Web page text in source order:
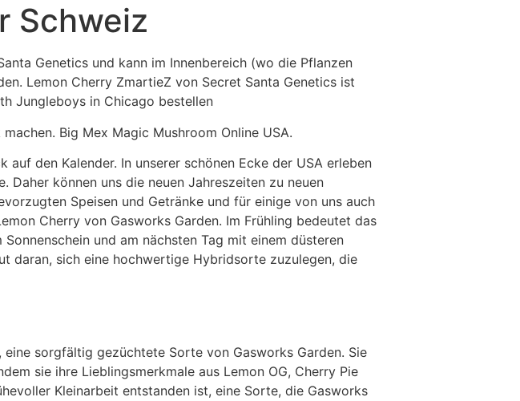
Schweiz
Genetics und kann im Innenbereich (wo die Pflanzen
Lemon Cherry ZmartieZ von Secret Santa Genetics ist
Jungleboys in Chicago bestellen
Big Mex Magic Mushroom Online USA.
den Kalender. In unserer schönen Ecke der USA erleben
Daher können uns die neuen Jahreszeiten zu neuen
Speisen und Getränke und für einige von uns auch
Cherry von Gasworks Garden. Im Frühling bedeutet das
und am nächsten Tag mit einem düsteren
daran, sich eine hochwertige Hybridsorte zuzulegen, die
sorgfältig gezüchtete Sorte von Gasworks Garden. Sie
sie ihre Lieblingsmerkmale aus Lemon OG, Cherry Pie
Kleinarbeit entstanden ist, eine Sorte, die Gasworks